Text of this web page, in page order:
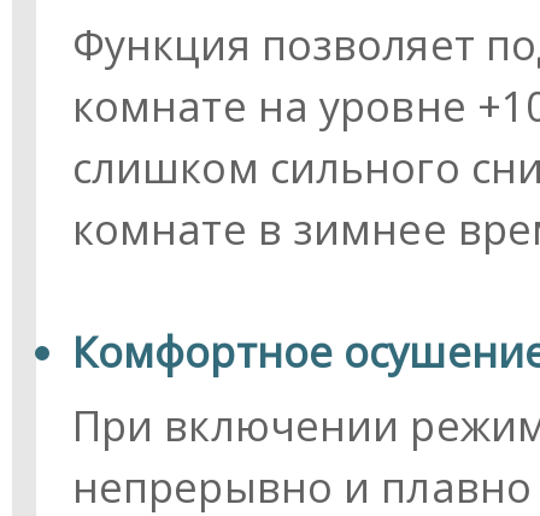
Функция позволяет
комнате на уровне
слишком сильного
комнате в зимнее
Комфортное
При включении
непрерывно и плавно